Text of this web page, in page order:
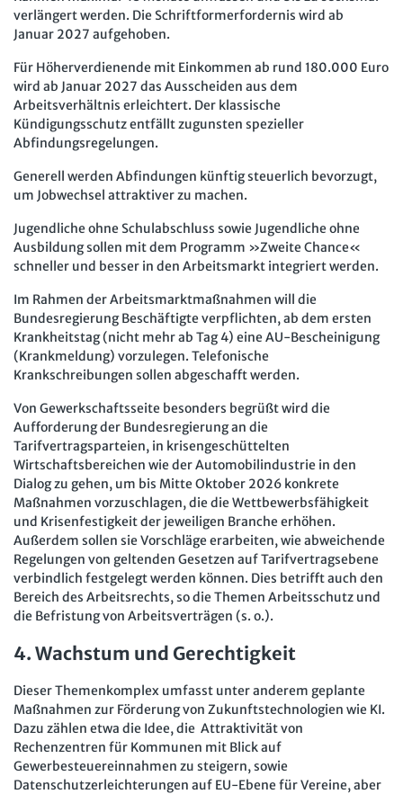
verlängert werden. Die Schriftformerfordernis wird ab
Januar 2027 aufgehoben.
Für Höherverdienende mit Einkommen ab rund 180.000 Euro
wird ab Januar 2027 das Ausscheiden aus dem
Arbeitsverhältnis erleichtert. Der klassische
Kündigungsschutz entfällt zugunsten spezieller
Abfindungsregelungen.
Generell werden Abfindungen künftig steuerlich bevorzugt,
um Jobwechsel attraktiver zu machen.
Jugendliche ohne Schulabschluss sowie Jugendliche ohne
Ausbildung sollen mit dem Programm »Zweite Chance«
schneller und besser in den Arbeitsmarkt integriert werden.
Im Rahmen der Arbeitsmarktmaßnahmen will die
Bundesregierung Beschäftigte verpflichten, ab dem ersten
Krankheitstag (nicht mehr ab Tag 4) eine AU-Bescheinigung
(Krankmeldung) vorzulegen. Telefonische
Krankschreibungen sollen abgeschafft werden.
Von Gewerkschaftsseite besonders begrüßt wird die
Aufforderung der Bundesregierung an die
Tarifvertragsparteien, in krisengeschüttelten
Wirtschaftsbereichen wie der Automobilindustrie in den
Dialog zu gehen, um bis Mitte Oktober 2026 konkrete
Maßnahmen vorzuschlagen, die die Wettbewerbsfähigkeit
und Krisenfestigkeit der jeweiligen Branche erhöhen.
Außerdem sollen sie Vorschläge erarbeiten, wie abweichende
Regelungen von geltenden Gesetzen auf Tarifvertragsebene
verbindlich festgelegt werden können. Dies betrifft auch den
Bereich des Arbeitsrechts, so die Themen Arbeitsschutz und
die Befristung von Arbeitsverträgen (s. o.).
4. Wachstum und Gerechtigkeit
Dieser Themenkomplex umfasst unter anderem geplante
Maßnahmen zur Förderung von Zukunftstechnologien wie KI.
Dazu zählen etwa die Idee, die Attraktivität von
Rechenzentren für Kommunen mit Blick auf
Gewerbesteuereinnahmen zu steigern, sowie
Datenschutzerleichterungen auf EU-Ebene für Vereine, aber